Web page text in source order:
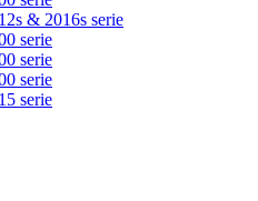
& 2016s serie
serie
serie
serie
serie